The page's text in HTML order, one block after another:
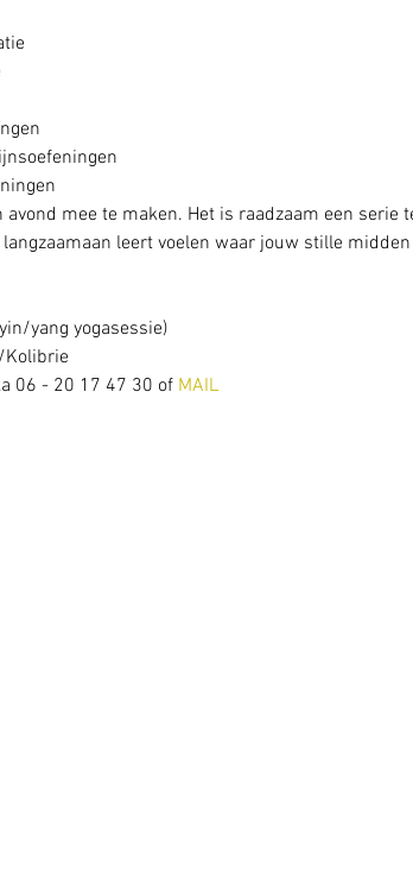
avond mee te maken. Het is raadzaam een
leert voelen waar jouw stille
yang yogasessie)
Kolibrie
06 - 20 17 47 30 of MAIL